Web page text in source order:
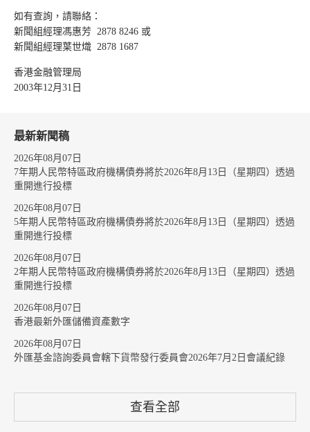
如有查詢，請聯絡：
新聞組經理馮惠芳 2878 8246 或
新聞組經理葉世熾 2878 1687
香港金融管理局
2003年12月31日
最新新聞稿
2026年08月07日
7年期人民幣特區政府機構債券將於2026年8月13日（星期四）透過
重開進行投標
2026年08月07日
5年期人民幣特區政府機構債券將於2026年8月13日（星期四）透過
重開進行投標
2026年08月07日
2年期人民幣特區政府機構債券將於2026年8月13日（星期四）透過
重開進行投標
2026年08月07日
香港最新外匯儲備資產數字
2026年08月07日
外匯基金諮詢委員會轄下貨幣發行委員會2026年7月2日會議紀錄
查看全部